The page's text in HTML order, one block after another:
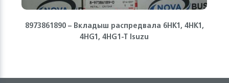
8973861890 – Вкладыш распредвала 6HK1, 4HK1,
4HG1, 4HG1-T Isuzu